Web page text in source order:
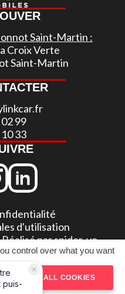
Saint-Martin :
Croix Verte
Saint-Martin
99
33
d'utilisation
Réalisé par spider-vo
la marche ou le vélo
control over what you want
DENY ALL COOKIES